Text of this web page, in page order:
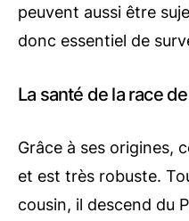
peuvent aussi être
donc essentiel de
La santé de la race
Grâce à ses origines,
et est très robuste.
cousin, il descend du